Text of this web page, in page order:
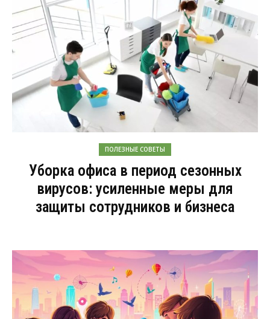
ПОЛЕЗНЫЕ СОВЕТЫ
Уборка офиса в период сезонных
вирусов: усиленные меры для
защиты сотрудников и бизнеса